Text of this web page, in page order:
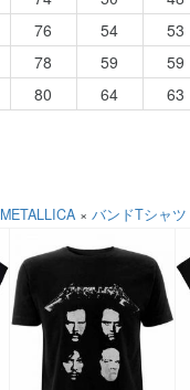
76 54 53
78 59 59
80 64 63
METALLICA × バンドTシャツ